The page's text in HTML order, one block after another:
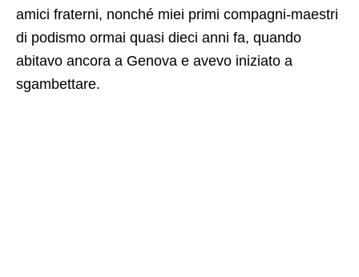
amici fraterni, nonché miei primi compagni-maestri
di podismo ormai quasi dieci anni fa, quando
abitavo ancora a Genova e avevo iniziato a
sgambettare.